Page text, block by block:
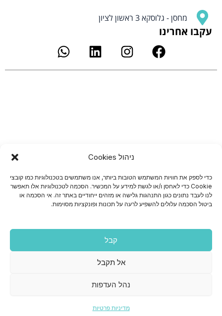
ניהול Cookies
כדי לספק את חוויות המשתמש הטובות ביותר, אנו משתמשים בטכנולוגיות כמו קובצי
Cookie כדי לאחסן ו/או לגשת למידע על המכשיר. הסכמה לטכנולוגיות אלו תאפשר
לנו לעבד נתונים כגון התנהגות גלישה או מזהים ייחודיים באתר זה. אי הסכמה או
ביטול הסכמה עלולים להשפיע לרעה על תכונות ופונקציות מסוימות.
קבל
אל תקבל
נהל העדפות
מדיניות פרטיות
מחסן - גלוסקא 3 ראשון לציון
עקבו אחרינו
F
a
c
I
n
s
m
L
i
n
W
h
a
כל הזכויות שמורות לארגוקום © 2026 פתרונות תקשורת